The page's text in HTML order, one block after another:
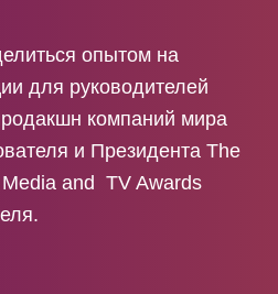
опытом на
для руководителей
компаний мира
и Президента The
and TV Awards